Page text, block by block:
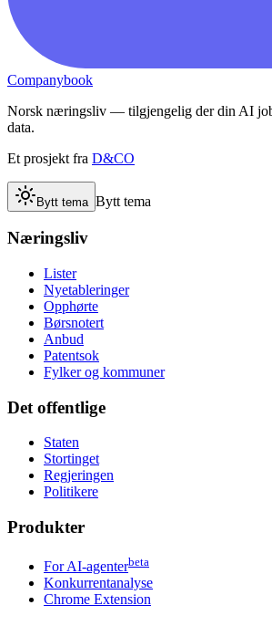
Companybook
Norsk næringsliv — tilgjengelig der din AI
data.
Et prosjekt fra D&CO
Bytt tema Bytt tema
Næringsliv
Lister
Nyetableringer
Opphørte
Børsnotert
Anbud
Patentsok
Fylker og kommuner
Det offentlige
Staten
Stortinget
Regjeringen
Politikere
Produkter
For AI-agenterbeta
Konkurrentanalyse
Chrome Extension